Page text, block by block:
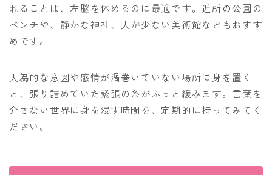
れることは、左脳を休めるのに最適です。近所の公園の
ベンチや、静かな神社、人が少ない美術館などもおすす
めです。
人為的な意図や感情が渦巻いていない場所に身を置く
と、張り詰めていた緊張の糸がふっと緩みます。言葉を
介さない世界に身を浸す時間を、定期的に持ってみてく
ださい。